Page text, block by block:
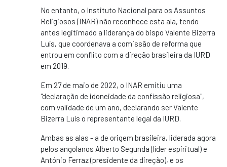
No entanto, o Instituto Nacional para os Assuntos
Religiosos (INAR) não reconhece esta ala, tendo
antes legitimado a liderança do bispo Valente Bizerra
Luís, que coordenava a comissão de reforma que
entrou em conflito com a direção brasileira da IURD
em 2019.
Em 27 de maio de 2022, o INAR emitiu uma
"declaração de idoneidade da confissão religiosa",
com validade de um ano, declarando ser Valente
Bizerra Luís o representante legal da IURD.
Ambas as alas - a de origem brasileira, liderada agora
pelos angolanos Alberto Segunda (líder espiritual) e
António Ferraz (presidente da direção), e os